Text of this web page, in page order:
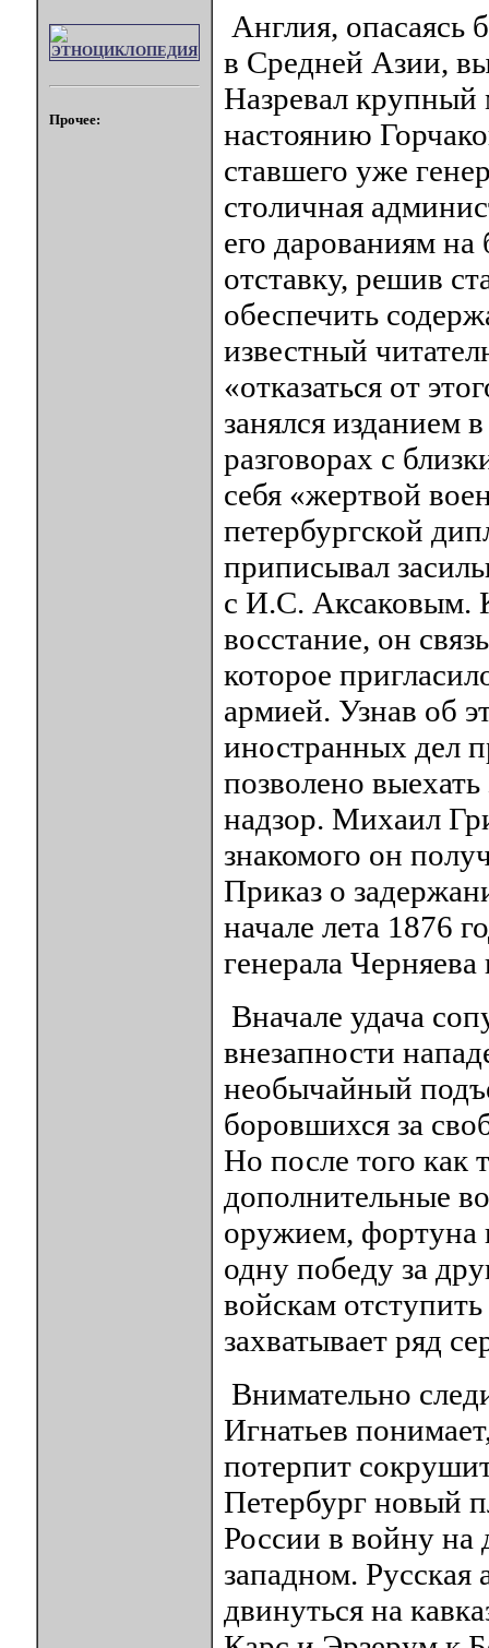
Прочее:
Англия, опасаясь
в Средней Азии,
Назревал
настоянию
ставшего уже
столичная
его дарованиям
отставку, решив
обеспечить
известный
«отказаться от
занялся изданием
разговорах с
себя «жертвой
петербургской
приписывал
с И.С. Аксаковым.
восстание, он
которое
армией. Узнав об
иностранных дел
позволено
надзор. Михаил
знакомого он
Приказ о
начале лета 1876
генерала
Вначале удача
внезапности
необычайный
боровшихся за
Но после того как
дополнительные
оружием, фортуна
одну победу за
войскам
захватывает ряд
Внимательно
Игнатьев
потерпит
Петербург новый
России в войну на
западном. Русская
двинуться на